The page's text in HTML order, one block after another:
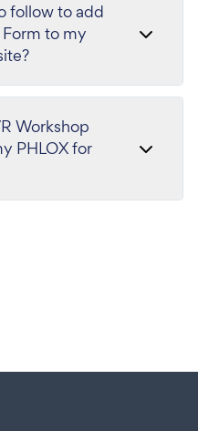
follow to add
to my
Workshop
PHLOX for